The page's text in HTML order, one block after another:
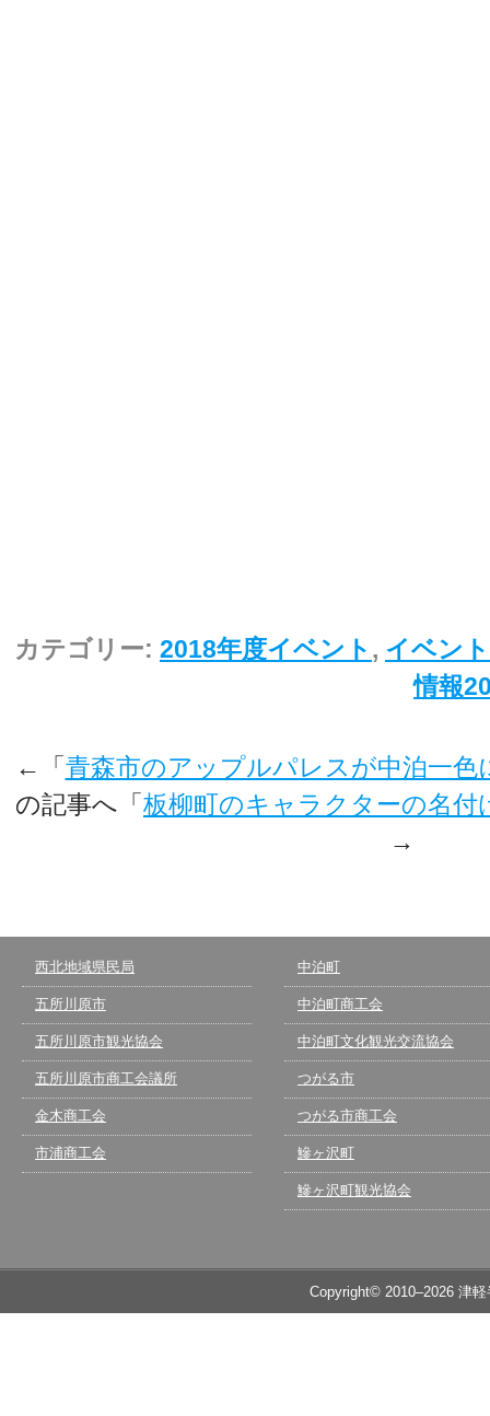
カテゴリー: 2018年度イベント , イベント
情報
←「青森市のアップルパレスが中泊一色
の記事へ「板柳町のキャラクターの名
→
西北地域県民局
五所川原市
五所川原市観光協会
五所川原市商工会議所
金木商工会
市浦商工会
中泊町
中泊町商工会
中泊町文化観光交流協会
つがる市
つがる市商工会
鰺ヶ沢町
鰺ヶ沢町観光協会
Copyright© 2010–2026 津